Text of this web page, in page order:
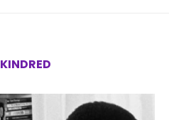
KINDRED